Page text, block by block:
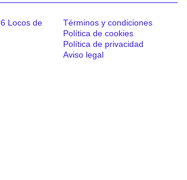
Locos de
Términos y condiciones
Política de cookies
Política de privacidad
Aviso legal